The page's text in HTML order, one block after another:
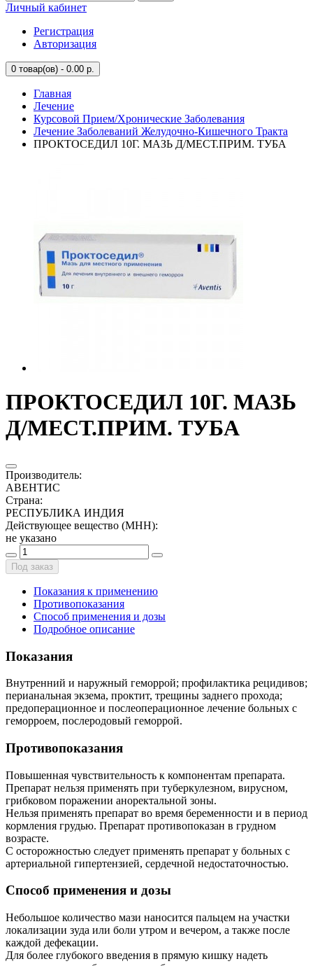
Личный кабинет
Регистрация
Авторизация
0 товар(ов) - 0.00 р.
Главная
Лечение
Курсовой Прием/Хронические Заболевания
Лечение Заболеваний Желудочно-Кишечного Тракта
ПРОКТОСЕДИЛ 10Г. МАЗЬ Д/МЕСТ.ПРИМ. ТУБА
ПРОКТОСЕДИЛ 10Г. МАЗЬ
Д/МЕСТ.ПРИМ. ТУБА
Производитель:
АВЕНТИС
Страна:
РЕСПУБЛИКА ИНДИЯ
Действующее вещество (МНН):
не указано
Под заказ
Показания к применению
Противопоказания
Способ применения и дозы
Подробное описание
Показания
Внутренний и наружный геморрой; профилактика рецидивов;
перианальная экзема, проктит, трещины заднего прохода;
предоперационное и послеоперационное лечение больных с
геморроем, послеродовый геморрой.
Противопоказания
Повышенная чувствительность к компонентам препарата.
Препарат нельзя применять при туберкулезном, вирусном,
грибковом поражении аноректальной зоны.
Нельзя применять препарат во время беременности и в период
кормления грудью. Препарат противопоказан в грудном
возрасте.
С осторожностью следует применять препарат у больных с
артериальной гипертензией, сердечной недостаточностью.
Способ применения и дозы
Небольшое количество мази наносится пальцем на участки
локализации зуда или боли утром и вечером, а также после
каждой дефекации.
Для более глубокого введения в прямую кишку надеть